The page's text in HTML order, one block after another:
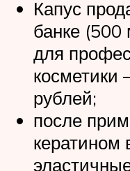
Капус
банке (500
для
косметики
рублей;
после
кератином